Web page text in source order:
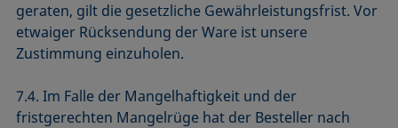
geraten, gilt die gesetzliche Gewährleistungsfrist. Vor
etwaiger Rücksendung der Ware ist unsere
Zustimmung einzuholen.
7.4. Im Falle der Mangelhaftigkeit und der
fristgerechten Mangelrüge hat der Besteller nach